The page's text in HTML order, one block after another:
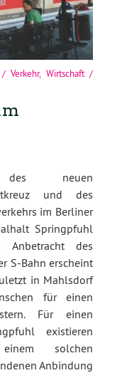
Verkehr, Wirtschaft /
des neuen
und des
im Berliner
Springpfuhl
des
S-Bahn erscheint
in Mahlsdorf
für einen
Für einen
existieren
solchen
Anbindung